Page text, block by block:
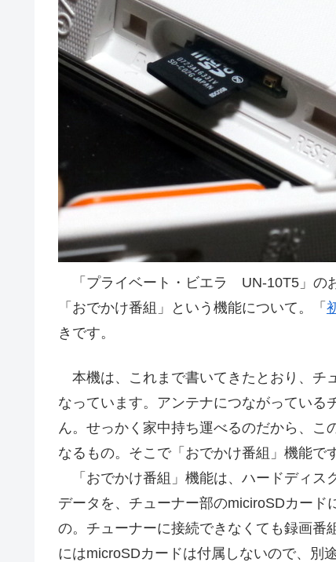
「プライベート・ビエラ UN-10T5」の
「おでかけ番組」という機能について。「
きです。
本機は、これまで書いてきたとおり、チ
なっています。アンテナにつながっている
ん。せっかく家中持ち運べるのだから、こ
なるもの。そこで「おでかけ番組」機能です
「おでかけ番組」機能は、ハードディス
データを、チューナー部のmiciroSDカード
の。チューナーに接続できなくても録画番
にはmicroSDカードは付属しないので、別